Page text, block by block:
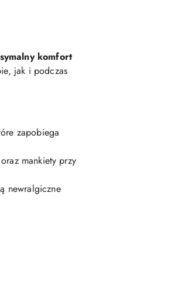
komfort
jak i podczas
zapobiega
mankiety przy
newralgiczne